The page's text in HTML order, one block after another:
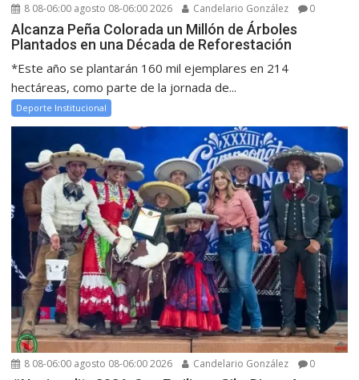
8 08-06:00 agosto 08-06:00 2026 Candelario González 0
Alcanza Peña Colorada un Millón de Árboles
Plantados en una Década de Reforestación
*Este año se plantarán 160 mil ejemplares en 214
hectáreas, como parte de la jornada de...
Deporte Institucional
8 08-06:00 agosto 08-06:00 2026 Candelario González 0